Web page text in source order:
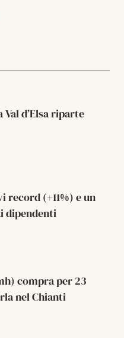
d’Elsa riparte
record (+11%) e un
dipendenti
compra per 23
nel Chianti